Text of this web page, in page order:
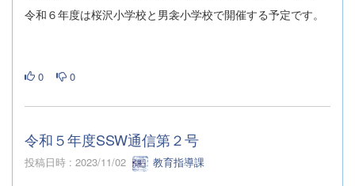
令和６年度は桜沢小学校と男衾小学校で開催する予定です。
0 0
令和５年度SSW通信第２号
投稿日時 : 2023/11/02 教育指導課